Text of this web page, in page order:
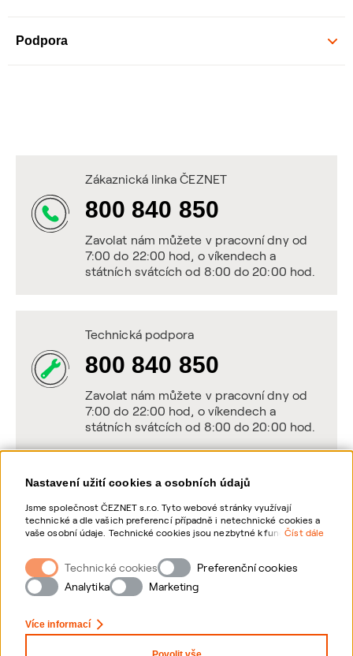
Nastavení užití cookies a osobních údajů
Jsme společnost ČEZNET s.r.o. Tyto webové stránky využívají
technické a dle vašich preferencí případně i netechnické cookies a
vaše osobní údaje. Technické cookies jsou nezbytné k fungování
webové stránky vašim preferencím, k personalizaci reklam a
analytice. Pro sběr a zpracování netechnických cookies a vašich
osobních údajů, nám můžete udělit souhlas. Bližší informace o
vašich právech, zpracování osobních údajů, včetně možnosti
Číst dále
Technické cookies
Preferenční cookies
Analytika
Marketing
Více informací
Podpora
Zákaznická linka ČEZNET
800 840 850
Zavolat nám můžete v pracovní dny od
7:00 do 22:00 hod, o víkendech a
státních svátcích od 8:00 do 20:00 hod.
Technická podpora
800 840 850
Zavolat nám můžete v pracovní dny od
7:00 do 22:00 hod, o víkendech a
státních svátcích od 8:00 do 20:00 hod.
Napište nám
POSLAT VZKAZ
Zanechte nám vzkaz online, my se vám
ozveme zpět